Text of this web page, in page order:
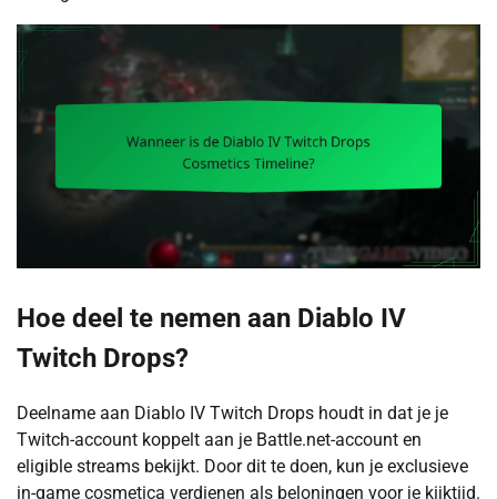
Hoe deel te nemen aan Diablo IV
Twitch Drops?
Deelname aan Diablo IV Twitch Drops houdt in dat je je
Twitch-account koppelt aan je Battle.net-account en
eligible streams bekijkt. Door dit te doen, kun je exclusieve
in-game cosmetica verdienen als beloningen voor je kijktijd.